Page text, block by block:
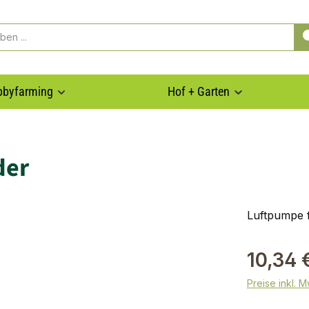
Hof + Garten
Luftpumpe
10,34
Preise inkl.